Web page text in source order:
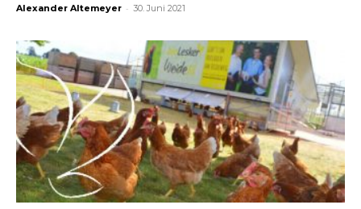
Alexander Altemeyer - 30. Juni 2021